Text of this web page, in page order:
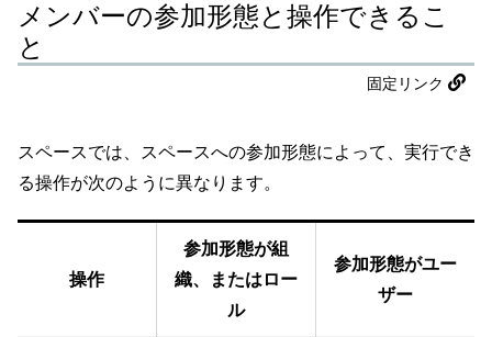
メンバーの参加形態と操作できるこ
と
固定リンク
スペースでは、スペースへの参加形態によって、実行でき
る操作が次のように異なります。
操作
参加形態が組
織、またはロー
ル
参加形態がユー
ザー